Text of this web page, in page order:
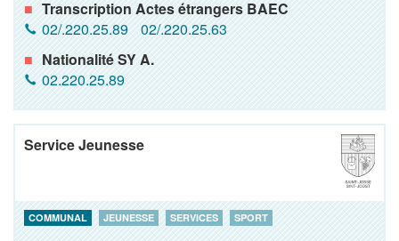
Transcription Actes étrangers BAEC
02/.220.25.89 02/.220.25.63
Nationalité SY A.
02.220.25.89
Service Jeunesse
COMMUNAL JEUNESSE SERVICES SPORT